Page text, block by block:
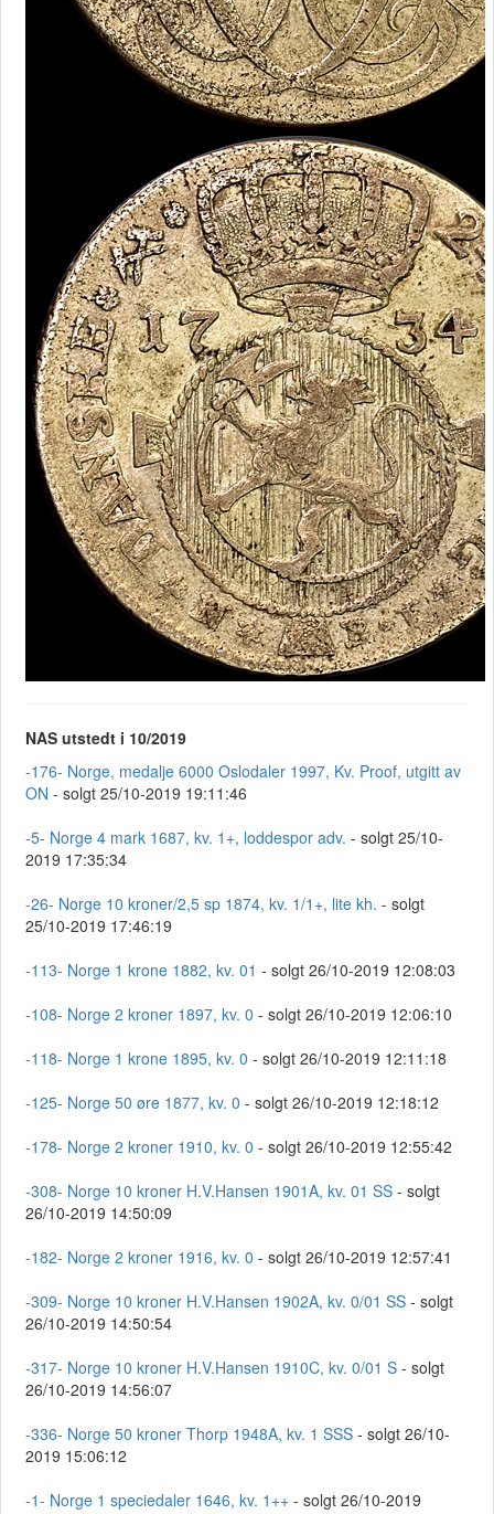
NAS utstedt i 10/2019
-176- Norge, medalje 6000 Oslodaler 1997, Kv. Proof, utgitt av
ON - solgt 25/10-2019 19:11:46
-5- Norge 4 mark 1687, kv. 1+, loddespor adv. - solgt 25/10-
2019 17:35:34
-26- Norge 10 kroner/2,5 sp 1874, kv. 1/1+, lite kh. - solgt
25/10-2019 17:46:19
-113- Norge 1 krone 1882, kv. 01 - solgt 26/10-2019 12:08:03
-108- Norge 2 kroner 1897, kv. 0 - solgt 26/10-2019 12:06:10
-118- Norge 1 krone 1895, kv. 0 - solgt 26/10-2019 12:11:18
-125- Norge 50 øre 1877, kv. 0 - solgt 26/10-2019 12:18:12
-178- Norge 2 kroner 1910, kv. 0 - solgt 26/10-2019 12:55:42
-308- Norge 10 kroner H.V.Hansen 1901A, kv. 01 SS - solgt
26/10-2019 14:50:09
-182- Norge 2 kroner 1916, kv. 0 - solgt 26/10-2019 12:57:41
-309- Norge 10 kroner H.V.Hansen 1902A, kv. 0/01 SS - solgt
26/10-2019 14:50:54
-317- Norge 10 kroner H.V.Hansen 1910C, kv. 0/01 S - solgt
26/10-2019 14:56:07
-336- Norge 50 kroner Thorp 1948A, kv. 1 SSS - solgt 26/10-
2019 15:06:12
-1- Norge 1 speciedaler 1646, kv. 1++ - solgt 26/10-2019